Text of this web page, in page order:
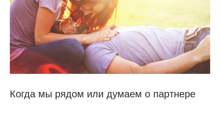
Когда мы рядом или думаем о партнере